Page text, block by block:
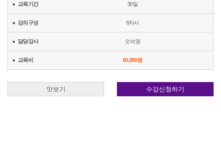
교육기간 30일
강의구성 6차시
담당강사 오석영
교육비 60,000원
맛보기 수강신청하기